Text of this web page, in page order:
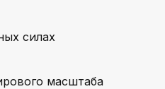
силах
масштаба